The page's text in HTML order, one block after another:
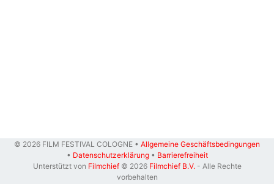
© 2026 FILM FESTIVAL COLOGNE • Allgemeine Geschäftsbedingungen
• Datenschutzerklärung• Barrierefreiheit
Unterstützt von Filmchief© 2026 Filmchief B.V.- Alle Rechte
vorbehalten